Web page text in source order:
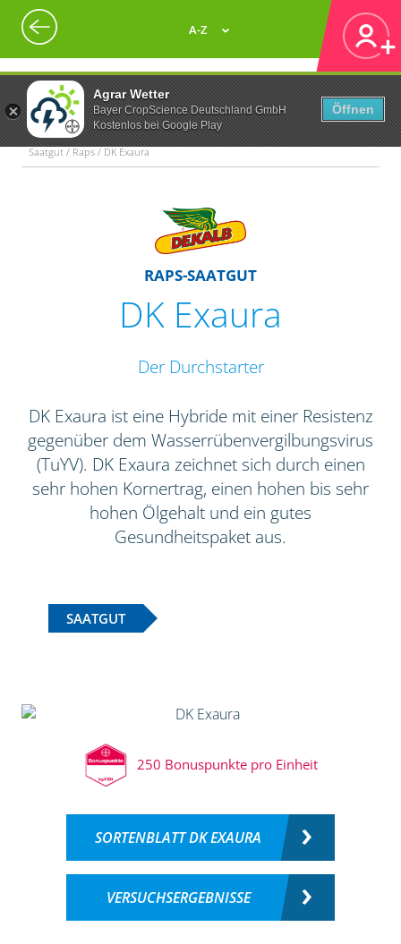
Agrar Wetter
Bayer CropScience Deutschland GmbH
Kostenlos bei Google Play
Öffnen
A-Z
Saatgut / Raps / DK Exaura
RAPS-SAATGUT
DK Exaura
Der Durchstarter
DK Exaura ist eine Hybride mit einer Resistenz
gegenüber dem Wasserrübenvergilbungsvirus
(TuYV). DK Exaura zeichnet sich durch einen
sehr hohen Kornertrag, einen hohen bis sehr
hohen Ölgehalt und ein gutes
Gesundheitspaket aus.
SAATGUT
250 Bonuspunkte pro Einheit
SORTENBLATT DK EXAURA
VERSUCHSERGEBNISSE